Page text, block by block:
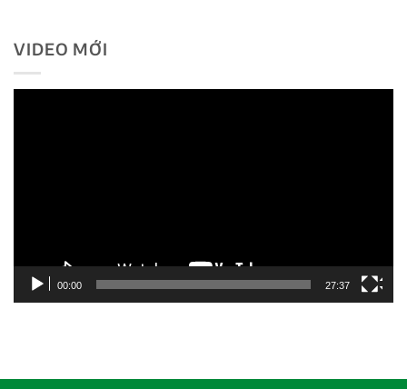
VIDEO MỚI
00:00 27:37